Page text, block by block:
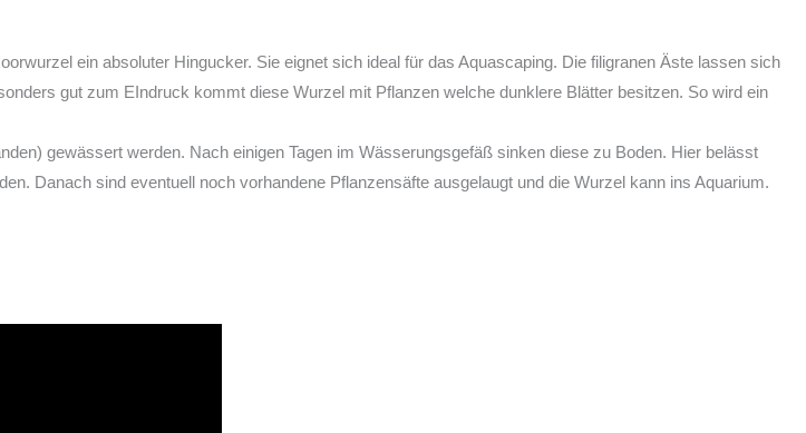
ein absoluter Hingucker. Sie eignet sich ideal für das Aquascaping. Die filigranen Äste lassen sich
gut zum EIndruck kommt diese Wurzel mit Pflanzen welche dunklere Blätter besitzen. So wird ein
gewässert werden. Nach einigen Tagen im Wässerungsgefäß sinken diese zu Boden. Hier belässt
Danach sind eventuell noch vorhandene Pflanzensäfte ausgelaugt und die Wurzel kann ins Aquarium.